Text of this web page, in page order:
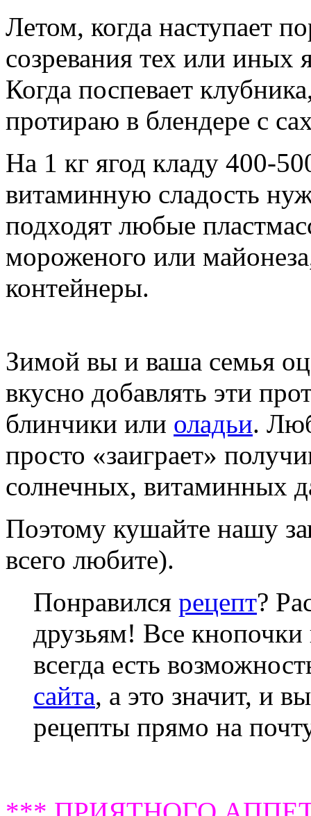
Летом, когда наступает
созревания тех или иных
Когда поспевает
протираю в блендере с
На 1 кг ягод кладу 400-
витаминную сладость
подходят любые
мороженого или
контейнеры.
Зимой вы и ваша семья
вкусно добавлять эти
блинчики или оладьи.
просто «заиграет»
солнечных, витаминных
Поэтому кушайте нашу
всего любите).
Понравился рецепт?
друзьям! Все кнопочки
всегда есть
сайта, а это значит, и
рецепты прямо на